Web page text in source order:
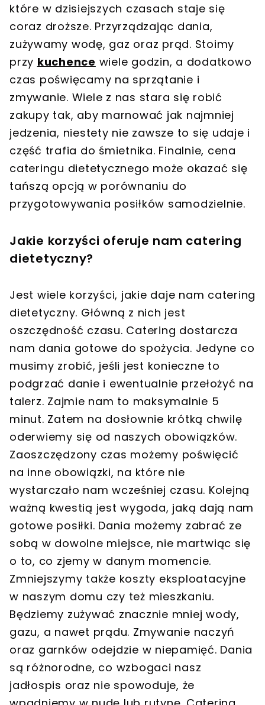
które w dzisiejszych czasach staje się
coraz droższe. Przyrządzając dania,
zużywamy wodę, gaz oraz prąd. Stoimy
przy kuchence wiele godzin, a dodatkowo
czas poświęcamy na sprzątanie i
zmywanie. Wiele z nas stara się robić
zakupy tak, aby marnować jak najmniej
jedzenia, niestety nie zawsze to się udaje i
część trafia do śmietnika. Finalnie, cena
cateringu dietetycznego może okazać się
tańszą opcją w porównaniu do
przygotowywania posiłków samodzielnie.
Jakie korzyści oferuje nam catering
dietetyczny?
Jest wiele korzyści, jakie daje nam catering
dietetyczny. Główną z nich jest
oszczędność czasu. Catering dostarcza
nam dania gotowe do spożycia. Jedyne co
musimy zrobić, jeśli jest konieczne to
podgrzać danie i ewentualnie przełożyć na
talerz. Zajmie nam to maksymalnie 5
minut. Zatem na dosłownie krótką chwilę
oderwiemy się od naszych obowiązków.
Zaoszczędzony czas możemy poświęcić
na inne obowiązki, na które nie
wystarczało nam wcześniej czasu. Kolejną
ważną kwestią jest wygoda, jaką dają nam
gotowe posiłki. Dania możemy zabrać ze
sobą w dowolne miejsce, nie martwiąc się
o to, co zjemy w danym momencie.
Zmniejszymy także koszty eksploatacyjne
w naszym domu czy też mieszkaniu.
Będziemy zużywać znacznie mniej wody,
gazu, a nawet prądu. Zmywanie naczyń
oraz garnków odejdzie w niepamięć. Dania
są różnorodne, co wzbogaci nasz
jadłospis oraz nie spowoduje, że